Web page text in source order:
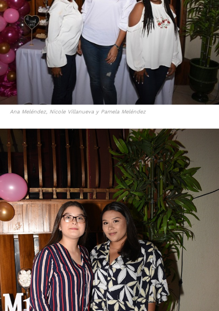
Ana Meléndez, Nicole Villanueva y Pamela Meléndez